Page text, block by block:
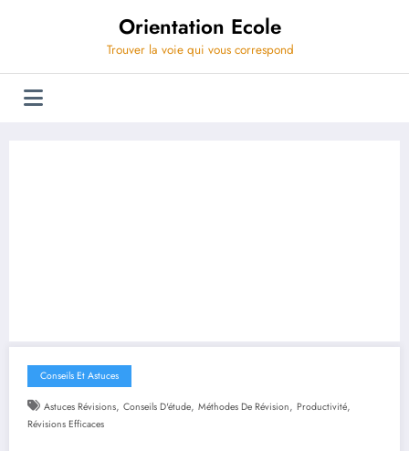
Orientation Ecole
Trouver la voie qui vous correspond
Conseils Et Astuces
Astuces Révisions, Conseils D'étude, Méthodes De Révision, Productivité,
Révisions Efficaces